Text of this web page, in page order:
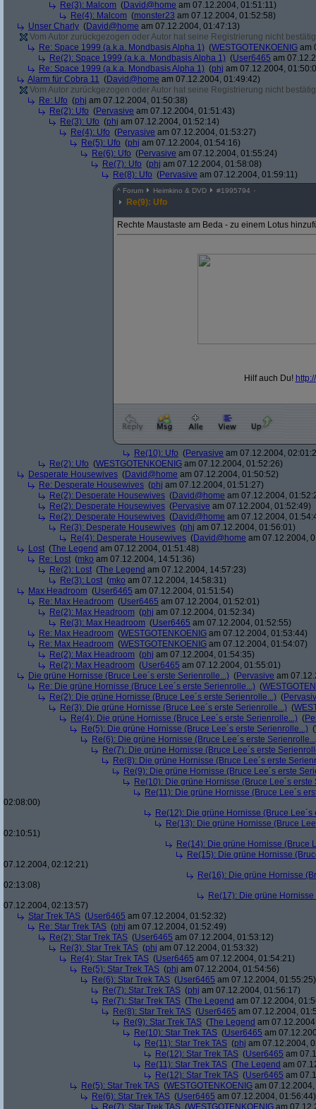
Re(3): Malcom (David@home am 07.12.2004, 01:51:11)
Re(4): Malcom (monster23 am 07.12.2004, 01:52:58)
Unser Charly (David@home am 07.12.2004, 01:47:13)
Vom Autor zurückgezogen oder Autor hat seine Registrierung nicht
Re: Space 1999 (a.k.a. Mondbasis Alpha 1) (WESTGOTENKOENIG am
Re(2): Space 1999 (a.k.a. Mondbasis Alpha 1) (User6465 am
Re: Space 1999 (a.k.a. Mondbasis Alpha 1) (phj am 07.12.2004,
Alarm für Cobra 11 (David@home am 07.12.2004, 01:49:42)
Vom Autor zurückgezogen oder Autor hat seine Registrierung nicht
Re: Ufo (phj am 07.12.2004, 01:50:38)
Re(2): Ufo (Pervasive am 07.12.2004, 01:51:43)
Re(3): Ufo (phj am 07.12.2004, 01:52:14)
Re(4): Ufo (Pervasive am 07.12.2004, 01:53:27)
Re(5): Ufo (phj am 07.12.2004, 01:54:16)
Re(6): Ufo (Pervasive am 07.12.2004, 01:55:24)
Re(7): Ufo (phj am 07.12.2004, 01:58:08)
Re(8): Ufo (Pervasive am 07.12.2004, 01:59:11)
^ Forum Heimkino & DVD #1995794
Re(9): Ufo
Rechte Maustaste am Beda - zu einem Lotus
Hilf auch Du! http://
Re(10): Ufo (Pervasive am 07.12.2004,
Re(2): Ufo (WESTGOTENKOENIG am 07.12.2004, 01:52:26)
Desperate Housewives (David@home am 07.12.2004, 01:50:52)
Re: Desperate Housewives (phj am 07.12.2004, 01:51:27)
Re(2): Desperate Housewives (David@home am 07.12.2004,
Re(2): Desperate Housewives (Pervasive am 07.12.2004, 01:52:49)
Re(2): Desperate Housewives (David@home am 07.12.2004,
Re(3): Desperate Housewives (phj am 07.12.2004, 01:56:01)
Re(4): Desperate Housewives (David@home am 07.12.2004,
Lost (The Legend am 07.12.2004, 01:51:48)
Re: Lost (mko am 07.12.2004, 14:51:36)
Re(2): Lost (The Legend am 07.12.2004, 14:57:23)
Re(3): Lost (mko am 07.12.2004, 14:58:31)
Max Headroom (User6465 am 07.12.2004, 01:51:54)
Re: Max Headroom (User6465 am 07.12.2004, 01:52:01)
Re(2): Max Headroom (phj am 07.12.2004, 01:52:34)
Re(3): Max Headroom (User6465 am 07.12.2004, 01:52:55)
Re: Max Headroom (WESTGOTENKOENIG am 07.12.2004, 01:53:44)
Re: Max Headroom (WESTGOTENKOENIG am 07.12.2004, 01:54:07)
Re(2): Max Headroom (phj am 07.12.2004, 01:54:35)
Re(2): Max Headroom (User6465 am 07.12.2004, 01:55:01)
Die grüne Hornisse (Bruce Lee´s erste Serienrolle...) (Pervasive am
Re: Die grüne Hornisse (Bruce Lee´s erste Serienrolle...) (
Re(2): Die grüne Hornisse (Bruce Lee´s erste Serienrolle...) (
Re(3): Die grüne Hornisse (Bruce Lee´s erste Serienrolle...) (
Re(4): Die grüne Hornisse (Bruce Lee´s erste Serienrolle...) (
Re(5): Die grüne Hornisse (Bruce Lee´s erste Serienrolle...) (
Re(6): Die grüne Hornisse (Bruce Lee´s erste
Re(7): Die grüne Hornisse (Bruce Lee´s erste
Re(8): Die grüne Hornisse (Bruce Lee´s erste
Re(9): Die grüne Hornisse (Bruce Lee´s erste
Re(10): Die grüne Hornisse (Bruce Lee´s erste
Re(11): Die grüne Hornisse (Bruce Lee´s
02:08:00)
Re(12): Die grüne Hornisse (Bruce
Re(13): Die grüne Hornisse (Bruce
02:10:51)
Re(14): Die grüne Hornisse (Bruce
Re(15): Die grüne Hornisse
07.12.2004, 02:12:21)
Re(16): Die grüne Hornisse
02:13:08)
Re(17): Die grüne
07.12.2004, 02:13:57)
Star Trek TAS (User6465 am 07.12.2004, 01:52:32)
Re: Star Trek TAS (phj am 07.12.2004, 01:52:49)
Re(2): Star Trek TAS (User6465 am 07.12.2004, 01:53:12)
Re(3): Star Trek TAS (phj am 07.12.2004, 01:53:32)
Re(4): Star Trek TAS (User6465 am 07.12.2004, 01:54:21)
Re(5): Star Trek TAS (phj am 07.12.2004, 01:54:56)
Re(6): Star Trek TAS (User6465 am 07.12.2004, 01:55:25)
Re(7): Star Trek TAS (phj am 07.12.2004, 01:56:17)
Re(7): Star Trek TAS (The Legend am 07.12.2004,
Re(8): Star Trek TAS (User6465 am 07.12.2004,
Re(9): Star Trek TAS (The Legend am
Re(10): Star Trek TAS (User6465 am
Re(11): Star Trek TAS (phj am 07.12.2004,
Re(12): Star Trek TAS (User6465 am
Re(11): Star Trek TAS (The Legend am
Re(12): Star Trek TAS (User6465 am
Re(5): Star Trek TAS (WESTGOTENKOENIG am
Re(6): Star Trek TAS (User6465 am 07.12.2004, 01:56:44)
Re(7): Star Trek TAS (WESTGOTENKOENIG am